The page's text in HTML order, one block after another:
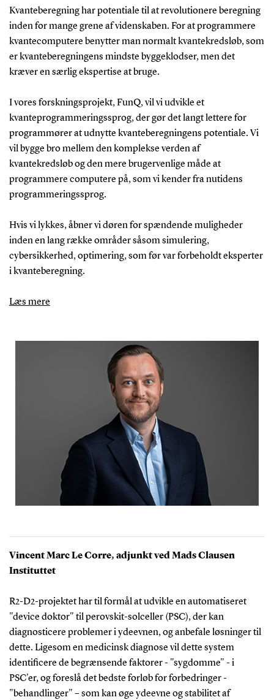
Kvanteberegning har potentiale til at revolutionere beregning
inden for mange grene af videnskaben. For at programmere
kvantecomputere benytter man normalt kvantekredsløb, som
er kvanteberegningens mindste byggeklodser, men det
kræver en særlig ekspertise at bruge.
I vores forskningsprojekt, FunQ, vil vi udvikle et
kvanteprogrammeringssprog, der gør det langt lettere for
programmører at udnytte kvanteberegningens potentiale. Vi
vil bygge bro mellem den komplekse verden af
kvantekredsløb og den mere brugervenlige måde at
programmere computere på, som vi kender fra nutidens
programmeringssprog.
Hvis vi lykkes, åbner vi døren for spændende muligheder
inden en lang række områder såsom simulering,
cybersikkerhed, optimering, som før var forbeholdt eksperter
i kvanteberegning.
Læs mere
Vincent Marc Le Corre, adjunkt ved Mads Clausen
Instituttet
R2-D2-projektet har til formål at udvikle en automatiseret
"device doktor" til perovskit-solceller (PSC), der kan
diagnosticere problemer i ydeevnen, og anbefale løsninger til
dette. Ligesom en medicinsk diagnose vil dette system
identificere de begrænsende faktorer - "sygdomme" - i
PSC'er, og foreslå det bedste forløb for forbedringer -
"behandlinger" – som kan øge ydeevne og stabilitet af